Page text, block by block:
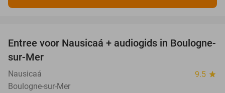
27%
Entree voor Nausicaá + audiogids in Boulogne-
sur-Mer
Nausicaá 9.5 star
Boulogne-sur-Mer